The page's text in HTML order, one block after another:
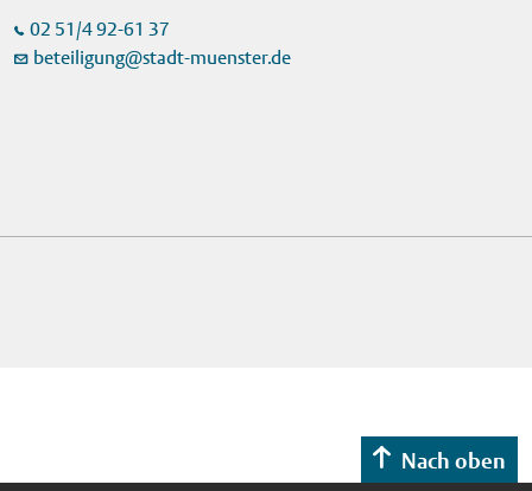
02 51/4 92-61 37
beteiligung@stadt-muenster.de
Nach oben